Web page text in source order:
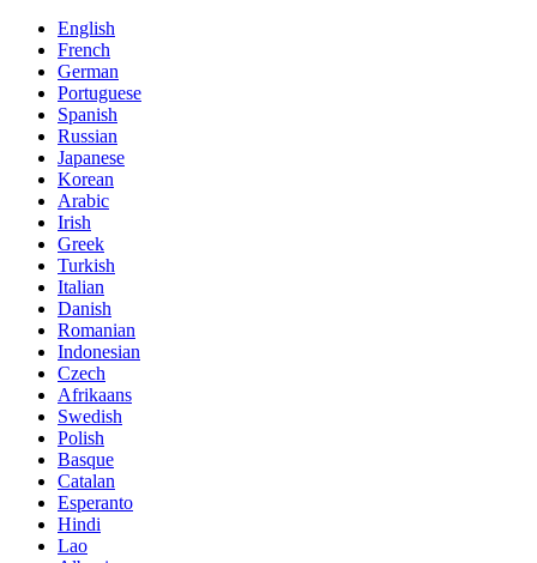
English
French
German
Portuguese
Spanish
Russian
Japanese
Korean
Arabic
Irish
Greek
Turkish
Italian
Danish
Romanian
Indonesian
Czech
Afrikaans
Swedish
Polish
Basque
Catalan
Esperanto
Hindi
Lao